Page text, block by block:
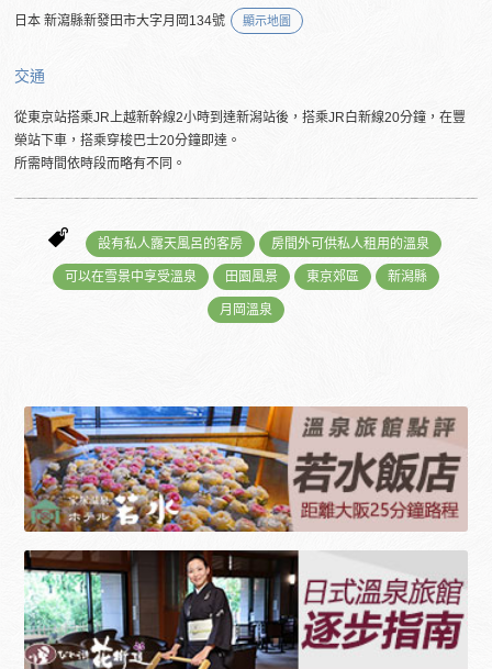
日本 新瀉縣新發田市大字月岡134號 顯示地圖
交通
從東京站搭乘JR上越新幹線2小時到達新潟站後，搭乘JR白新線20分鐘，在豐
榮站下車，搭乘穿梭巴士20分鐘即達。
所需時間依時段而略有不同。
設有私人露天風呂的客房 房間外可供私人租用的溫泉
可以在雪景中享受溫泉 田園風景 東京郊區 新潟縣
月岡溫泉